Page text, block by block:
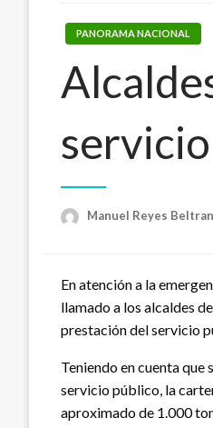
PANORAMA NACIONAL
Manuel Reyes Beltran
En atención a la
llamado a los alcaldes
prestación del servicio
Teniendo en cuenta
servicio público, la
aproximado de 1.000